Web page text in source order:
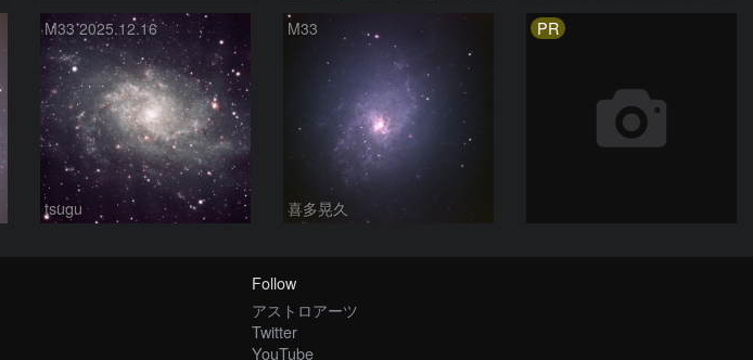
M33 2025.12.16
tsugu
M33
喜多晃久
PR
Follow
アストロアーツ
Twitter
YouTube